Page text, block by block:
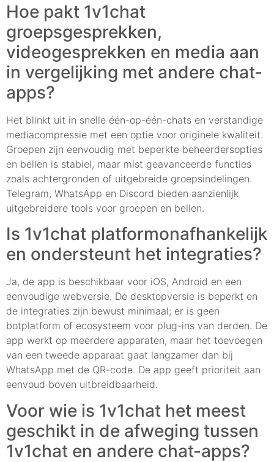
Hoe pakt 1v1chat
groepsgesprekken,
videogesprekken en media aan
in vergelijking met andere chat-
apps?
Het blinkt uit in snelle één-op-één-chats en verstandige
mediacompressie met een optie voor originele kwaliteit.
Groepen zijn eenvoudig met beperkte beheerdersopties
en bellen is stabiel, maar mist geavanceerde functies
zoals achtergronden of uitgebreide groepsindelingen.
Telegram, WhatsApp en Discord bieden aanzienlijk
uitgebreidere tools voor groepen en bellen.
Is 1v1chat platformonafhankelijk
en ondersteunt het integraties?
Ja, de app is beschikbaar voor iOS, Android en een
eenvoudige webversie. De desktopversie is beperkt en
de integraties zijn bewust minimaal; er is geen
botplatform of ecosysteem voor plug-ins van derden. De
app werkt op meerdere apparaten, maar het toevoegen
van een tweede apparaat gaat langzamer dan bij
WhatsApp met de QR-code. De app geeft prioriteit aan
eenvoud boven uitbreidbaarheid.
Voor wie is 1v1chat het meest
geschikt in de afweging tussen
1v1chat en andere chat-apps?